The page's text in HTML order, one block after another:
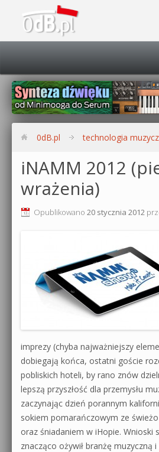
Technologia
Kursy i
Zobacz wszystkie kursy i
Synteza dźwięku 🔥
Bitwig Studio od podstaw
Produkcja muzyczna od podstaw
Sylenth1 od podstaw
Sound Forge od podstaw
Dubstep z syntezatorem Massive
Kontakt 5 Kompendium
Pakiety
0dB.pl - informacje
Archiwum aktualności
Polityka prywatności
Regulamin
Działanie sklepu internetowego
0dB.pl technologia
iNAMM 2012
wrażenia)
Opublikowano 20 stycznia 2012
imprezy (chyba najważniejszy
dobiegają końca, ostatni goście
pobliskich hoteli, by rano znów
lepszą przyszłość dla przemysłu
zaczynając dzień porannym
sokiem pomarańczowym ze
oraz śniadaniem w iHopie. Wnioski
znacząco ożywił branżę muzyczną